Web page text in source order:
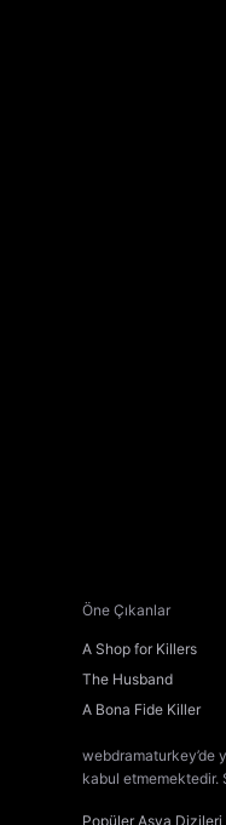
Öne Çıkanlar
A Shop for Killers
The Husband
A Bona Fide Killer
webdramaturkey’de
kabul etmemektedir.
Popüler Asya Dizileri